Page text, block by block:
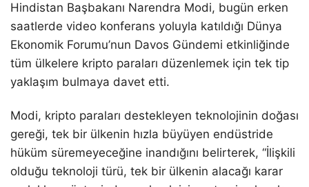
Hindistan Başbakanı Narendra Modi, bugün erken
saatlerde video konferans yoluyla katıldığı Dünya
Ekonomik Forumu’nun Davos Gündemi etkinliğinde
tüm ülkelere kripto paraları düzenlemek için tek tip
yaklaşım bulmaya davet etti.
Modi, kripto paraları destekleyen teknolojinin doğası
gereği, tek bir ülkenin hızla büyüyen endüstride
hüküm süremeyeceğine inandığını belirterek, “İlişkili
olduğu teknoloji türü, tek bir ülkenin alacağı karar